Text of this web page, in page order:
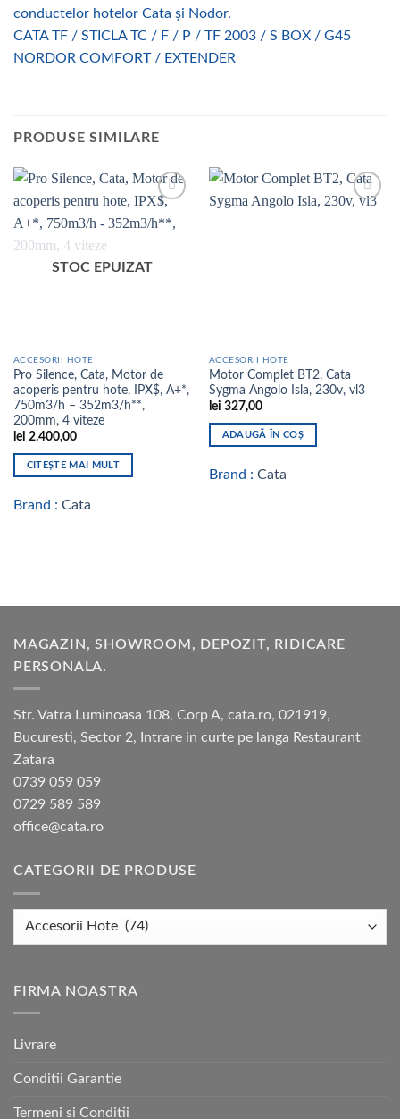
conductelor hotelor Cata și Nodor.
CATA TF / STICLA TC / F / P / TF 2003 / S BOX / G45
NORDOR COMFORT / EXTENDER
PRODUSE SIMILARE
wishlist
STOC EPUIZAT
ACCESORII HOTE
Pro Silence, Cata, Motor de
acoperis pentru hote, IPX$, A+*,
750m3/h – 352m3/h**,
200mm, 4 viteze
lei 2.400,00
CITEȘTE MAI MULT
Brand : Cata
ACCESORII HOTE
Motor Complet BT2, Cata
Sygma Angolo Isla, 230v, vl3
lei 327,00
ADAUGĂ ÎN COȘ
Brand : Cata
MAGAZIN, SHOWROOM, DEPOZIT, RIDICARE
PERSONALA.
Str. Vatra Luminoasa 108, Corp A, cata.ro, 021919,
Bucuresti, Sector 2, Intrare in curte pe langa Restaurant
Zatara
0739 059 059
0729 589 589
office@cata.ro
CATEGORII DE PRODUSE
FIRMA NOASTRA
Livrare
Conditii Garantie
Termeni si Conditii